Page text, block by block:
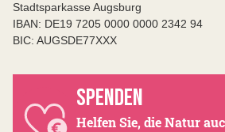
Stadtsparkasse Augsburg
IBAN: DE19 7205 0000 0000 2342 94
BIC: AUGSDE77XXX
SPENDEN
Helfen Sie, die Natur